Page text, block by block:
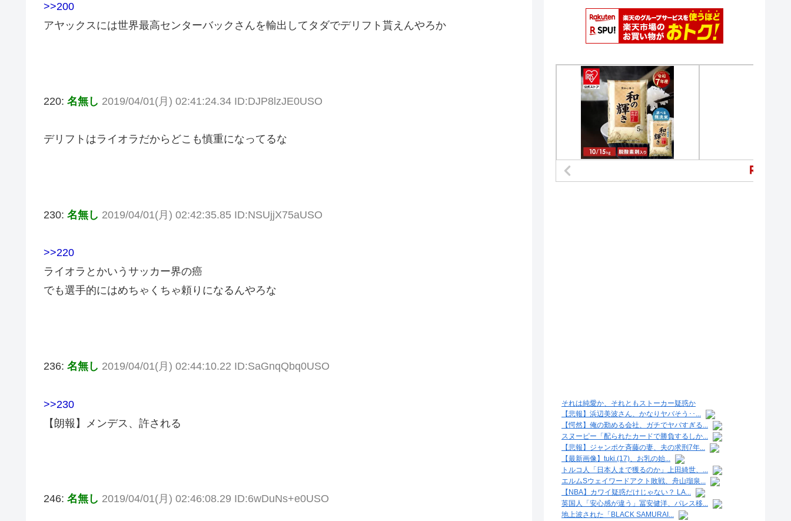
>>200
アヤックスには世界最高センターバックさんを輸出してタダでデリフト貰えんやろか
220: 名無し 2019/04/01(月) 02:41:24.34 ID:DJP8lzJE0USO
デリフトはライオラだからどこも慎重になってるな
230: 名無し 2019/04/01(月) 02:42:35.85 ID:NSUjjX75aUSO
>>220
ライオラとかいうサッカー界の癌
でも選手的にはめちゃくちゃ頼りになるんやろな
236: 名無し 2019/04/01(月) 02:44:10.22 ID:SaGnqQbq0USO
>>230
【朗報】メンデス、許される
246: 名無し 2019/04/01(月) 02:46:08.29 ID:6wDuNs+e0USO
それは純愛か、それともストーカー疑惑か
【悲報】浜辺美波さん、かなりヤバそう･･...
【愕然】俺の勤める会社、ガチでヤバすぎる...
スヌーピー「配られたカードで勝負するしか...
【悲報】ジャンポケ斉藤の妻、夫の求刑7年...
【最新画像】tuki.(17)、お乳の始...
トルコ人「日本人まで獲るのか」上田綺世、...
エルムSウェイワードアクト敗戦、舟山瑠泉...
【NBA】カワイ疑惑だけじゃない？ LA...
英国人「安心感が違う」冨安健洋、パレス移...
地上波された「BLACK SAMURAI...